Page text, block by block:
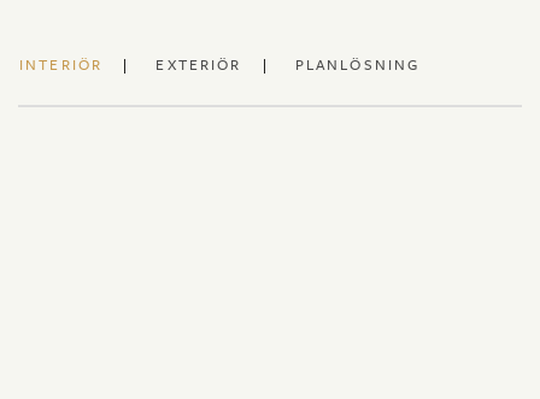
INTERIÖR EXTERIÖR PLANLÖSNING